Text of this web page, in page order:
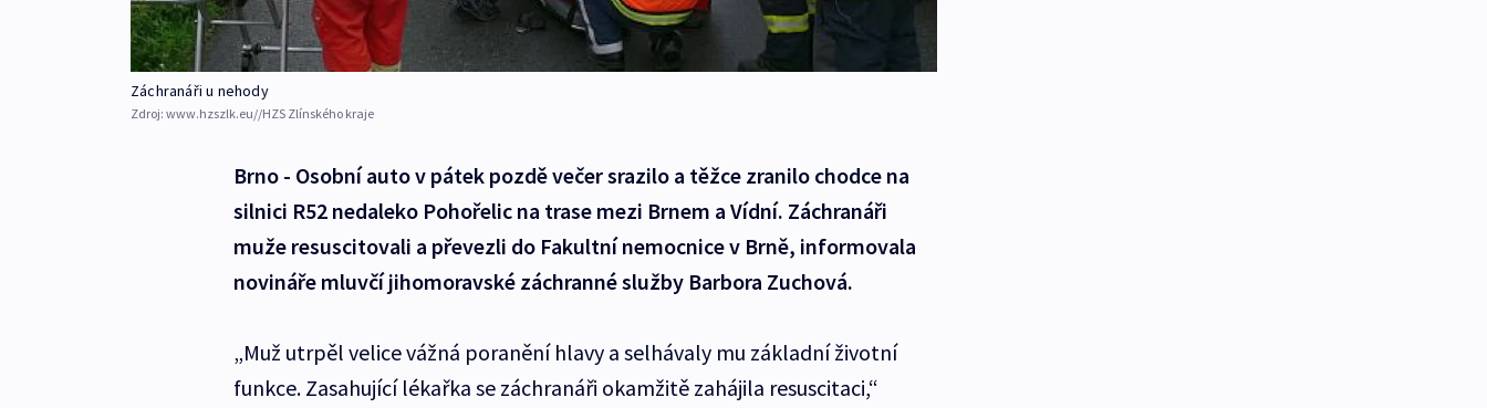
Záchranáři u nehody
Zdroj: www.hzszlk.eu//HZS Zlínského kraje
Brno - Osobní auto v pátek pozdě večer srazilo a těžce zranilo chodce na
silnici R52 nedaleko Pohořelic na trase mezi Brnem a Vídní. Záchranáři
muže resuscitovali a převezli do Fakultní nemocnice v Brně, informovala
novináře mluvčí jihomoravské záchranné služby Barbora Zuchová.
„Muž utrpěl velice vážná poranění hlavy a selhávaly mu základní životní
funkce. Zasahující lékařka se záchranáři okamžitě zahájila resuscitaci,“